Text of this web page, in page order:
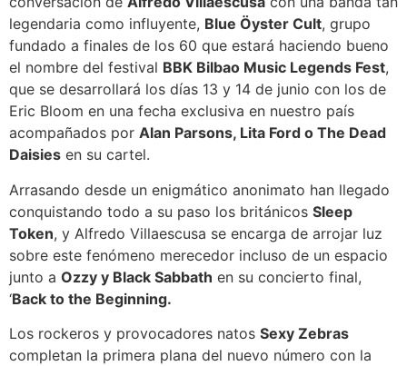
legendaria como influyente, Blue Öyster Cult, grupo
fundado a finales de los 60 que estará haciendo bueno
el nombre del festival BBK Bilbao Music Legends Fest,
que se desarrollará los días 13 y 14 de junio con los de
Eric Bloom en una fecha exclusiva en nuestro país
acompañados por Alan Parsons, Lita Ford o The Dead
Daisies en su cartel.
Arrasando desde un enigmático anonimato han llegado
conquistando todo a su paso los británicos Sleep
Token, y Alfredo Villaescusa se encarga de arrojar luz
sobre este fenómeno merecedor incluso de un espacio
junto a Ozzy y Black Sabbath en su concierto final,
‘Back to the Beginning.
Los rockeros y provocadores natos Sexy Zebras
completan la primera plana del nuevo número con la